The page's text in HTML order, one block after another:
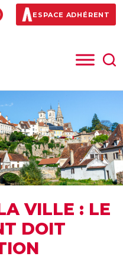
ESPACE ADHÉRENT
VILLE : LE
DOIT